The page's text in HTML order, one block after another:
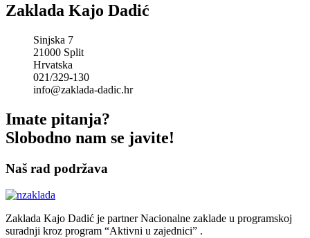
Zaklada Kajo Dadić
Sinjska 7
21000 Split
Hrvatska
021/329-130
info@zaklada-dadic.hr
Imate pitanja?
Slobodno nam se javite!
Naš rad podržava
Zaklada Kajo Dadić je partner Nacionalne zaklade u programskoj
suradnji kroz program “Aktivni u zajednici” .